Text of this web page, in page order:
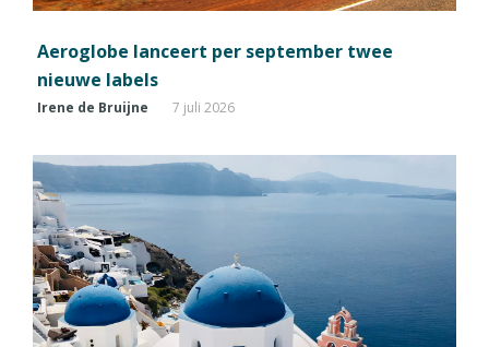
Aeroglobe lanceert per september twee
nieuwe labels
Irene de Bruijne 7 juli 2026